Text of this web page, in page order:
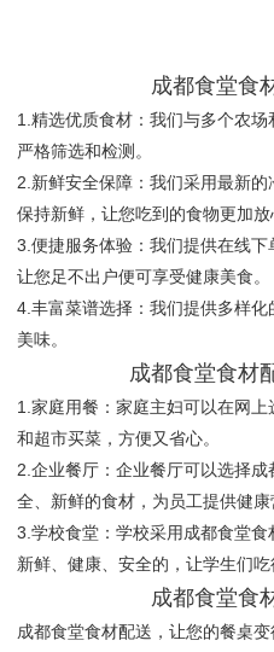
成都食堂食
1.精选优质食材：我们与多个农
严格筛选和检测。
2.新鲜安全保障：我们采用最新
保持新鲜，让您吃到的食物更加放
3.便捷服务体验：我们提供在线下
让您足不出户便可享受健康美食。
4.丰富菜谱选择：我们提供多样
美味。
成都食堂食材
1.家庭用餐：家庭主妇可以在网
和超市买菜，方便又省心。
2.企业餐厅：企业餐厅可以选择
全、新鲜的食材，为员工提供健康
3.学校食堂：学校采用成都食堂
新鲜、健康、安全的，让学生们吃
成都食堂食
成都食堂食材配送，让您的餐桌